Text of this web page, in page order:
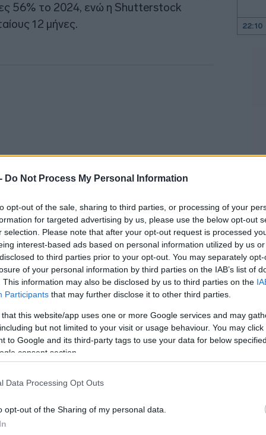
Do Not Process My Personal Information
opt-out of the sale, sharing to third parties, or processing of your
for targeted advertising by us, please use the below opt-out
selection. Please note that after your opt-out request is processed
interest-based ads based on personal information utilized by us
to third parties prior to your opt-out. You may separately
of your personal information by third parties on the IAB’s list of
This information may also be disclosed by us to third parties on the
Participants that may further disclose it to other third parties.
that this website/app uses one or more Google services and may
but not limited to your visit or usage behaviour. You may
to Google and its third-party tags to use your data for below
consent section.
Data Processing Opt Outs
opt-out of the Sharing of my personal data.
56% το 2024, ενώ η Shutterstock
12 μήνες.
εξονυχιστικούς ελέγχουςγια
πολιτικής, με τις 2
για ένα πιο φιλοεπενδυτικό,
συμφωνιών και εξαγορών υπό την νέα
καθώς ηζήτηση για
εκτινάσσεται στα ύψη, με τους
τον χρόνο τους στο
που ιδρύθηκε το 1995, διαθέτει μια
βίντεο και μουσικής που
των ΜΜΕ, της ψυχαγωγίας, της
22:10
21:27
21:11
20:42